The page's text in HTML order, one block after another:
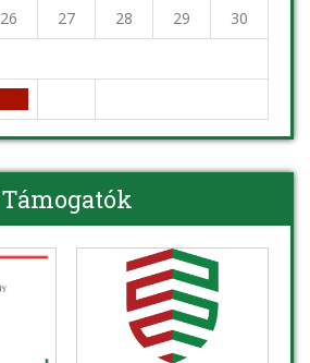
26 27 28 29
30
Támogatók